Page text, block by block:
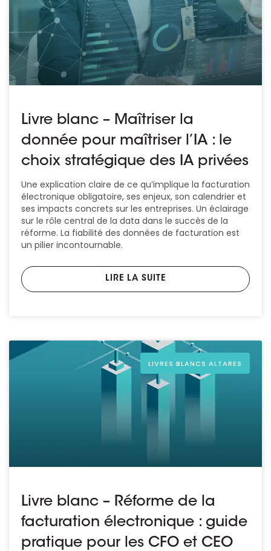
Livre blanc – Maîtriser la
donnée pour maîtriser l’IA : le
choix stratégique des IA privées
Une explication claire de ce qu’implique la facturation
électronique obligatoire, ses enjeux, son calendrier et
ses impacts concrets sur les entreprises. Un éclairage
sur le rôle central de la data dans le succès de la
réforme. La fiabilité des données de facturation est
un pilier incontournable.
LIRE LA SUITE
LIVRES BLANCS ALTARES
Livre blanc – Réforme de la
facturation électronique : guide
pratique pour les CFO et CEO